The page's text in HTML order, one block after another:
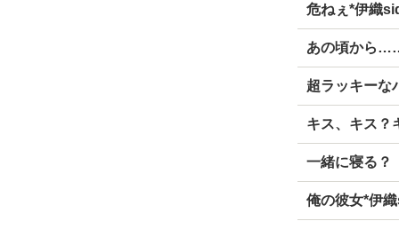
危ねぇ*伊織
あの頃から
超ラッキーな
キス、キス？
一緒に寝る？
俺の彼女*伊